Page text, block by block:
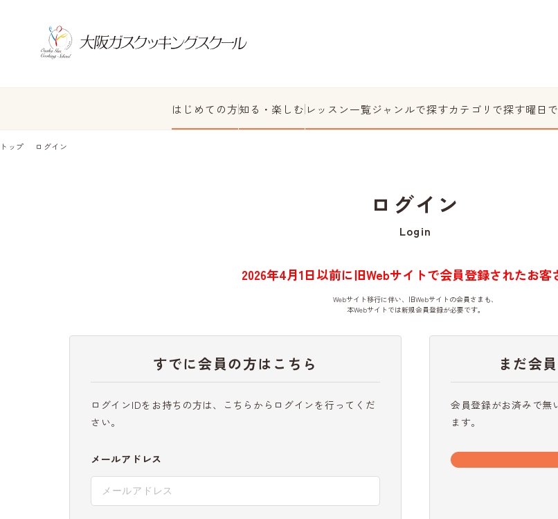
はじめての方知る・楽しむ レッスン一覧ジャンルで探すカテゴリで探す曜日
トップ ログイン
ログイン
Login
2026年4月1日以前に旧Webサイトで会員登録されたお客
Webサイト移行に伴い、旧Webサイトの会員さまも、
本Webサイトでは新規会員登録が必要です。
すでに会員の方はこちら
ログインIDをお持ちの方は、こちらからログインを行ってくだ
さい。
メールアドレス
まだ会
会員登録がお済みで無
ます。